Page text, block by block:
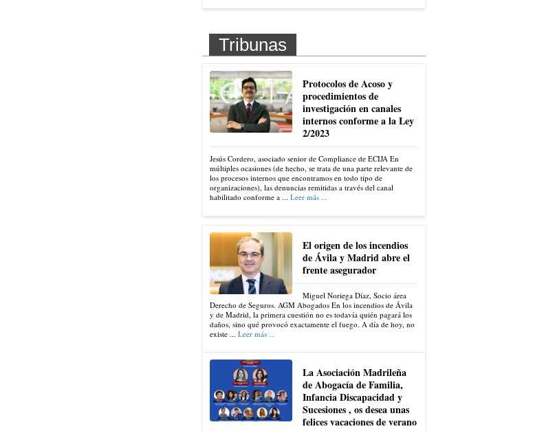
Tribunas
Protocolos de Acoso y
procedimientos de
investigación en canales
internos conforme a la Ley
2/2023
Jesús Cordero, asociado senior de Compliance de ECIJA En
múltiples ocasiones (de hecho, se trata de una parte relevante de
los procesos internos que encontramos en todo tipo de
organizaciones), las denuncias remitidas a través del canal
habilitado conforme a ... Leer más ...
El origen de los incendios
de Ávila y Madrid abre el
frente asegurador
Miguel Noriega Díaz, Socio área
Derecho de Seguros. AGM Abogados En los incendios de Ávila
y de Madrid, la primera cuestión no es todavía quién pagará los
daños, sino qué provocó exactamente el fuego. A día de hoy, no
existe ... Leer más ...
La Asociación Madrileña
de Abogacía de Familia,
Infancia Discapacidad y
Sucesiones , os desea unas
felices vacaciones de verano